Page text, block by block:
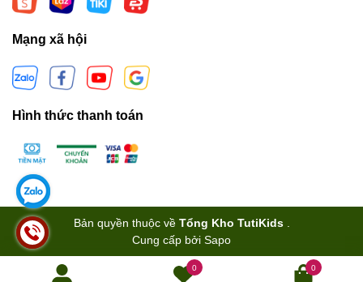
0 0
Mạng xã hội
Hình thức thanh toán
Bản quyền thuộc về Tổng Kho TutiKids
Cung cấp bởi Sapo